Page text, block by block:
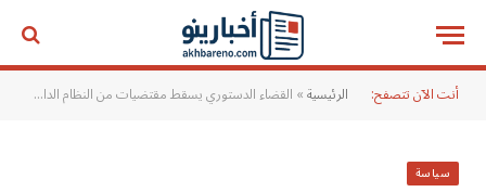
أنت الآن تتصفح: الرئيسية» القضاء الدستوري يسقط مقتضيات من النظام الداخلي لمجلس النواب لعدم مطابقتها للدستور
سياسة